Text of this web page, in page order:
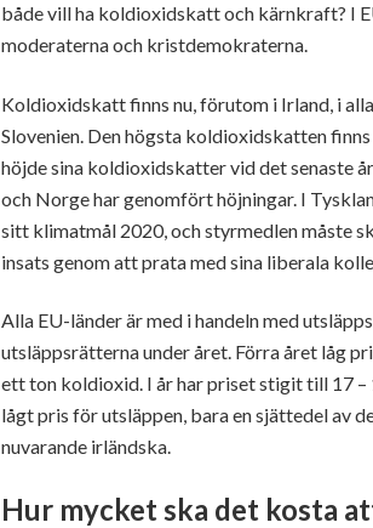
både vill ha koldioxidskatt och kärnkraft? I
moderaterna och kristdemokraterna.
Koldioxidskatt finns nu, förutom i Irland, i
Slovenien. Den högsta koldioxidskatten
höjde sina koldioxidskatter vid det senaste
och Norge har genomfört höjningar. I
sitt klimatmål 2020, och styrmedlen måste
insats genom att prata med sina liberala
Alla EU-länder är med i handeln med
utsläppsrätterna under året. Förra året låg
ett ton koldioxid. I år har priset stigit till 17
lågt pris för utsläppen, bara en sjättedel av
nuvarande irländska.
Hur mycket ska det kosta